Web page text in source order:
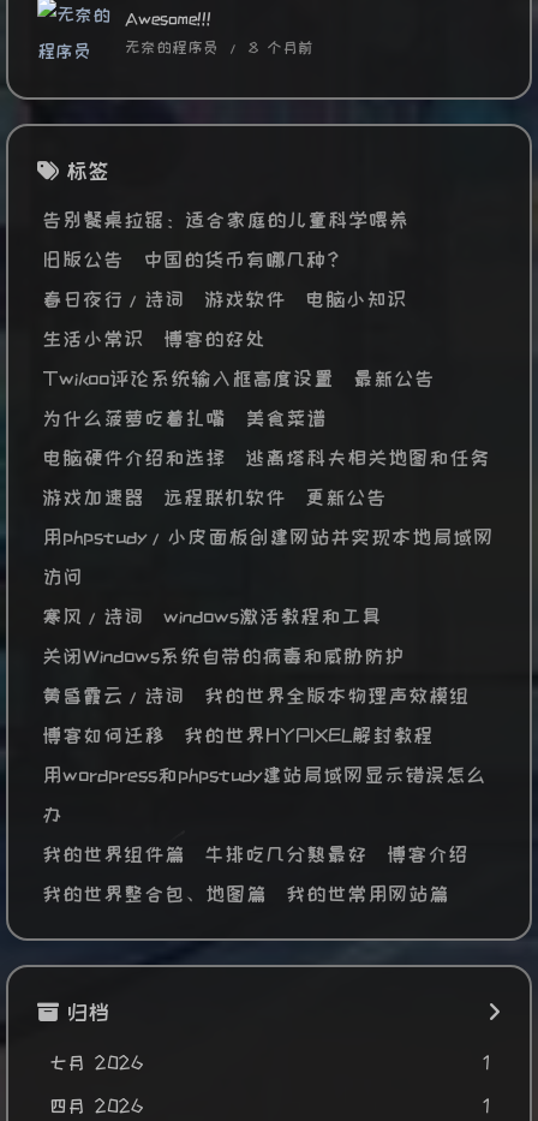
Awesome!!!
无奈的程序员 / 8 个月前
标签
告别餐桌拉锯：适合家庭的儿童科学喂养
旧版公告
中国的货币有哪几种？
春日夜行/诗词
游戏软件
电脑小知识
生活小常识
博客的好处
Twikoo评论系统输入框高度设置
最新公告
为什么菠萝吃着扎嘴
美食菜谱
电脑硬件介绍和选择
逃离塔科夫相关地图和任务
游戏加速器
远程联机软件
更新公告
用phpstudy/小皮面板创建网站并实现本地局域网
访问
寒风/诗词
windows激活教程和工具
关闭Windows系统自带的病毒和威胁防护
黄昏霞云/诗词
我的世界全版本物理声效模组
博客如何迁移
我的世界HYPIXEL解封教程
用wordpress和phpstudy建站局域网显示错误怎么
办
我的世界组件篇
牛排吃几分熟最好
博客介绍
我的世界整合包、地图篇
我的世常用网站篇
归档
七月 2026 1
四月 2026 1